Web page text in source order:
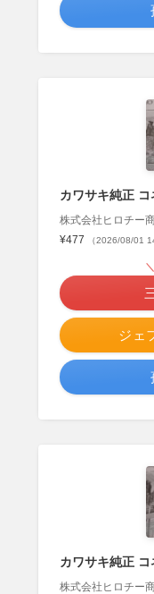
カワサキ純正
株式会社ヒロチー
¥477
（2026/08/01
ジェ
カワサキ純正
株式会社ヒロチー